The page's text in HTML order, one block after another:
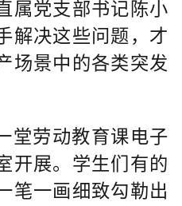
属党支部书记陈小
解决这些问题，才
场景中的各类突发
堂劳动教育课电子
开展。学生们有的
笔一画细致勾勒出